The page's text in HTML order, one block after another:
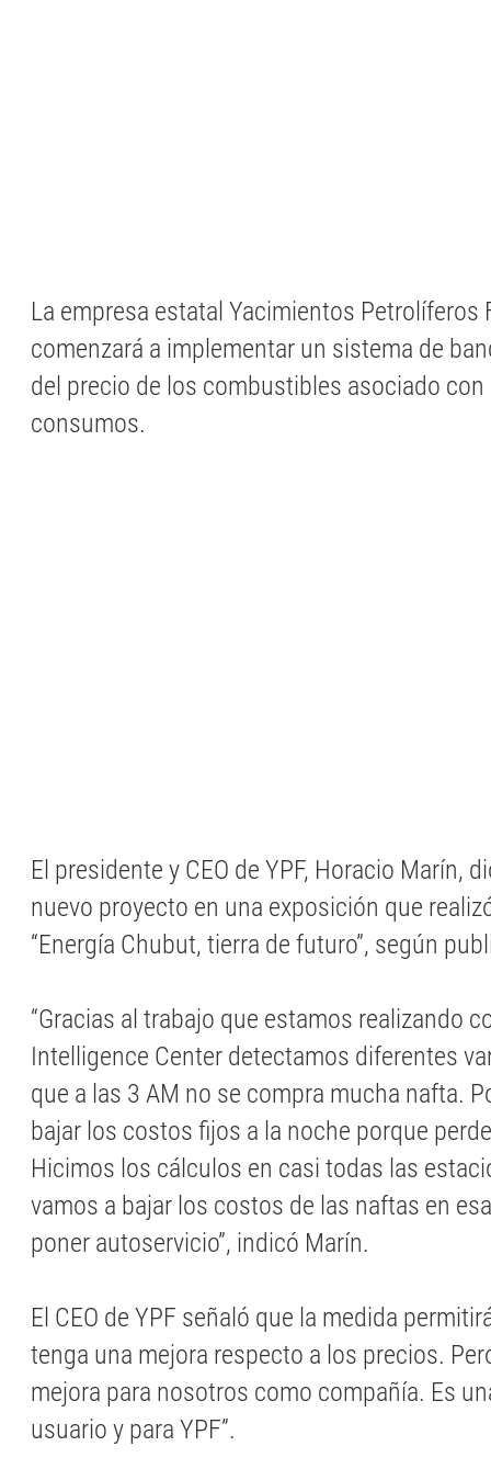
La empresa estatal Yacimientos Petrolíferos
comenzará a implementar un sistema de
del precio de los combustibles asociado
consumos.
El presidente y CEO de YPF, Horacio Marín,
nuevo proyecto en una exposición que
“Energía Chubut, tierra de futuro”, según
“Gracias al trabajo que estamos realizando
Intelligence Center detectamos diferentes
que a las 3 AM no se compra mucha nafta.
bajar los costos fijos a la noche porque
Hicimos los cálculos en casi todas las
vamos a bajar los costos de las naftas en
poner autoservicio”, indicó Marín.
El CEO de YPF señaló que la medida
tenga una mejora respecto a los precios.
mejora para nosotros como compañía. Es
usuario y para YPF”.